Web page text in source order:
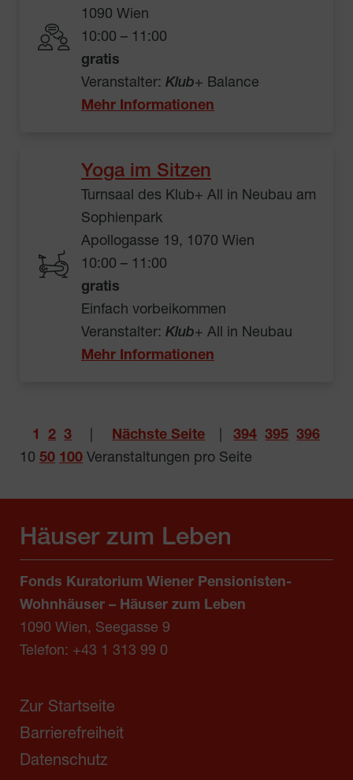
1090 Wien
10:00 – 11:00
gratis
Veranstalter: Klub+ Balance
Mehr Informationen
Yoga im Sitzen
Turnsaal des Klub+ All in Neubau am
Sophienpark
Apollogasse 19, 1070 Wien
10:00 – 11:00
gratis
Einfach vorbeikommen
Veranstalter: Klub+ All in Neubau
Mehr Informationen
1 2 3 Nächste Seite 394 395 396
10 50 100 Veranstaltungen pro Seite
Häuser zum Leben
Fonds Kuratorium Wiener Pensionisten-
Wohnhäuser – Häuser zum Leben
1090 Wien, Seegasse 9
Telefon: +43 1 313 99 0
Zur Startseite
Barrierefreiheit
Datenschutz